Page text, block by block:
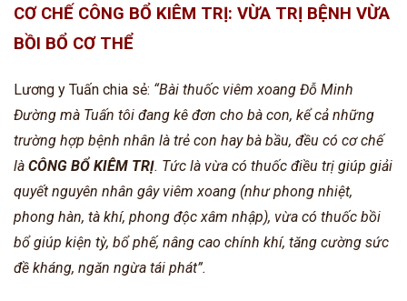
CƠ CHẾ CÔNG BỔ KIÊM TRỊ: VỪA TRỊ BỆNH VỪA
BỒI BỔ CƠ THỂ
Lương y Tuấn chia sẻ: “Bài thuốc viêm xoang Đỗ Minh
Đường mà Tuấn tôi đang kê đơn cho bà con, kể cả những
trường hợp bệnh nhân là trẻ con hay bà bầu, đều có cơ chế
là CÔNG BỔ KIÊM TRỊ. Tức là vừa có thuốc điều trị giúp giải
quyết nguyên nhân gây viêm xoang (như phong nhiệt,
phong hàn, tà khí, phong độc xâm nhập), vừa có thuốc bồi
bổ giúp kiện tỳ, bổ phế, nâng cao chính khí, tăng cường sức
đề kháng, ngăn ngừa tái phát”.